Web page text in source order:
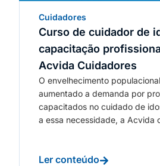
Cuidadores
Curso de cuidador de
capacitação
Acvida Cuidadores
O envelhecimento
aumentado a demanda por
capacitados no cuidado de
a essa necessidade, a Acvida
Ler conteúdo